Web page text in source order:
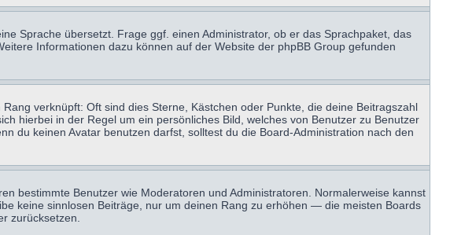
Sprache übersetzt. Frage ggf. einen Administrator, ob er das Sprachpaket, das
Informationen dazu können auf der Website der phpBB Group gefunden
verknüpft: Oft sind dies Sterne, Kästchen oder Punkte, die deine Beitragszahl
hierbei in der Regel um ein persönliches Bild, welches von Benutzer zu Benutzer
du keinen Avatar benutzen darfst, solltest du die Board-Administration nach den
bestimmte Benutzer wie Moderatoren und Administratoren. Normalerweise kannst
keine sinnlosen Beiträge, nur um deinen Rang zu erhöhen — die meisten Boards
zurücksetzen.